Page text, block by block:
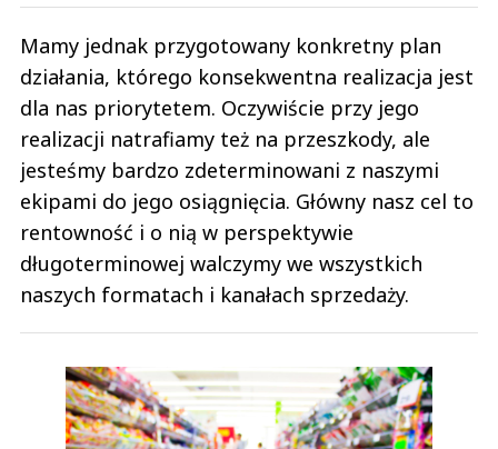
Mamy jednak przygotowany konkretny plan
działania, którego konsekwentna realizacja jest
dla nas priorytetem. Oczywiście przy jego
realizacji natrafiamy też na przeszkody, ale
jesteśmy bardzo zdeterminowani z naszymi
ekipami do jego osiągnięcia. Główny nasz cel to
rentowność i o nią w perspektywie
długoterminowej walczymy we wszystkich
naszych formatach i kanałach sprzedaży.